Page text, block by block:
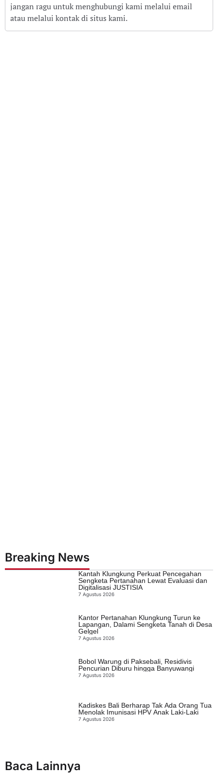
jangan ragu untuk menghubungi kami melalui email
atau melalui kontak di situs kami.
Breaking News
Kantah Klungkung Perkuat Pencegahan
Sengketa Pertanahan Lewat Evaluasi dan
Digitalisasi JUSTISIA
7 Agustus 2026
Kantor Pertanahan Klungkung Turun ke
Lapangan, Dalami Sengketa Tanah di Desa
Gelgel
7 Agustus 2026
Bobol Warung di Paksebali, Residivis
Pencurian Diburu hingga Banyuwangi
7 Agustus 2026
Kadiskes Bali Berharap Tak Ada Orang Tua
Menolak Imunisasi HPV Anak Laki-Laki
7 Agustus 2026
Baca Lainnya